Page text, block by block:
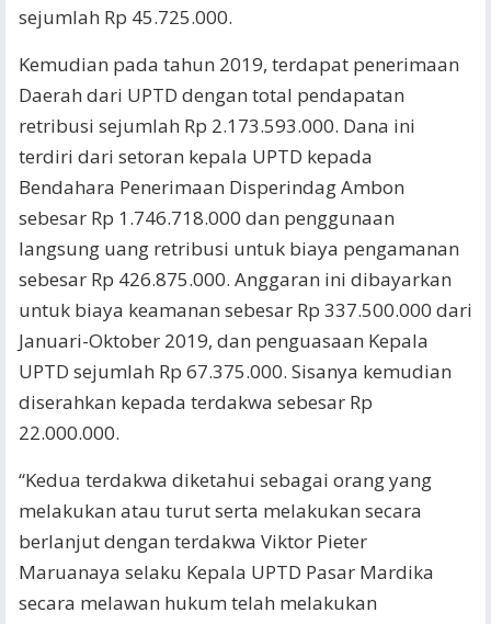
sejumlah Rp 45.725.000.
Kemudian pada tahun 2019, terdapat penerimaan
Daerah dari UPTD dengan total pendapatan
retribusi sejumlah Rp 2.173.593.000. Dana ini
terdiri dari setoran kepala UPTD kepada
Bendahara Penerimaan Disperindag Ambon
sebesar Rp 1.746.718.000 dan penggunaan
langsung uang retribusi untuk biaya pengamanan
sebesar Rp 426.875.000. Anggaran ini dibayarkan
untuk biaya keamanan sebesar Rp 337.500.000 dari
Januari-Oktober 2019, dan penguasaan Kepala
UPTD sejumlah Rp 67.375.000. Sisanya kemudian
diserahkan kepada terdakwa sebesar Rp
22.000.000.
“Kedua terdakwa diketahui sebagai orang yang
melakukan atau turut serta melakukan secara
berlanjut dengan terdakwa Viktor Pieter
Maruanaya selaku Kepala UPTD Pasar Mardika
secara melawan hukum telah melakukan